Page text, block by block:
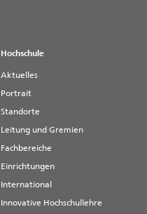
Hochschule
Aktuelles
Portrait
Standorte
Leitung und Gremien
Fachbereiche
Einrichtungen
International
Innovative Hochschullehre